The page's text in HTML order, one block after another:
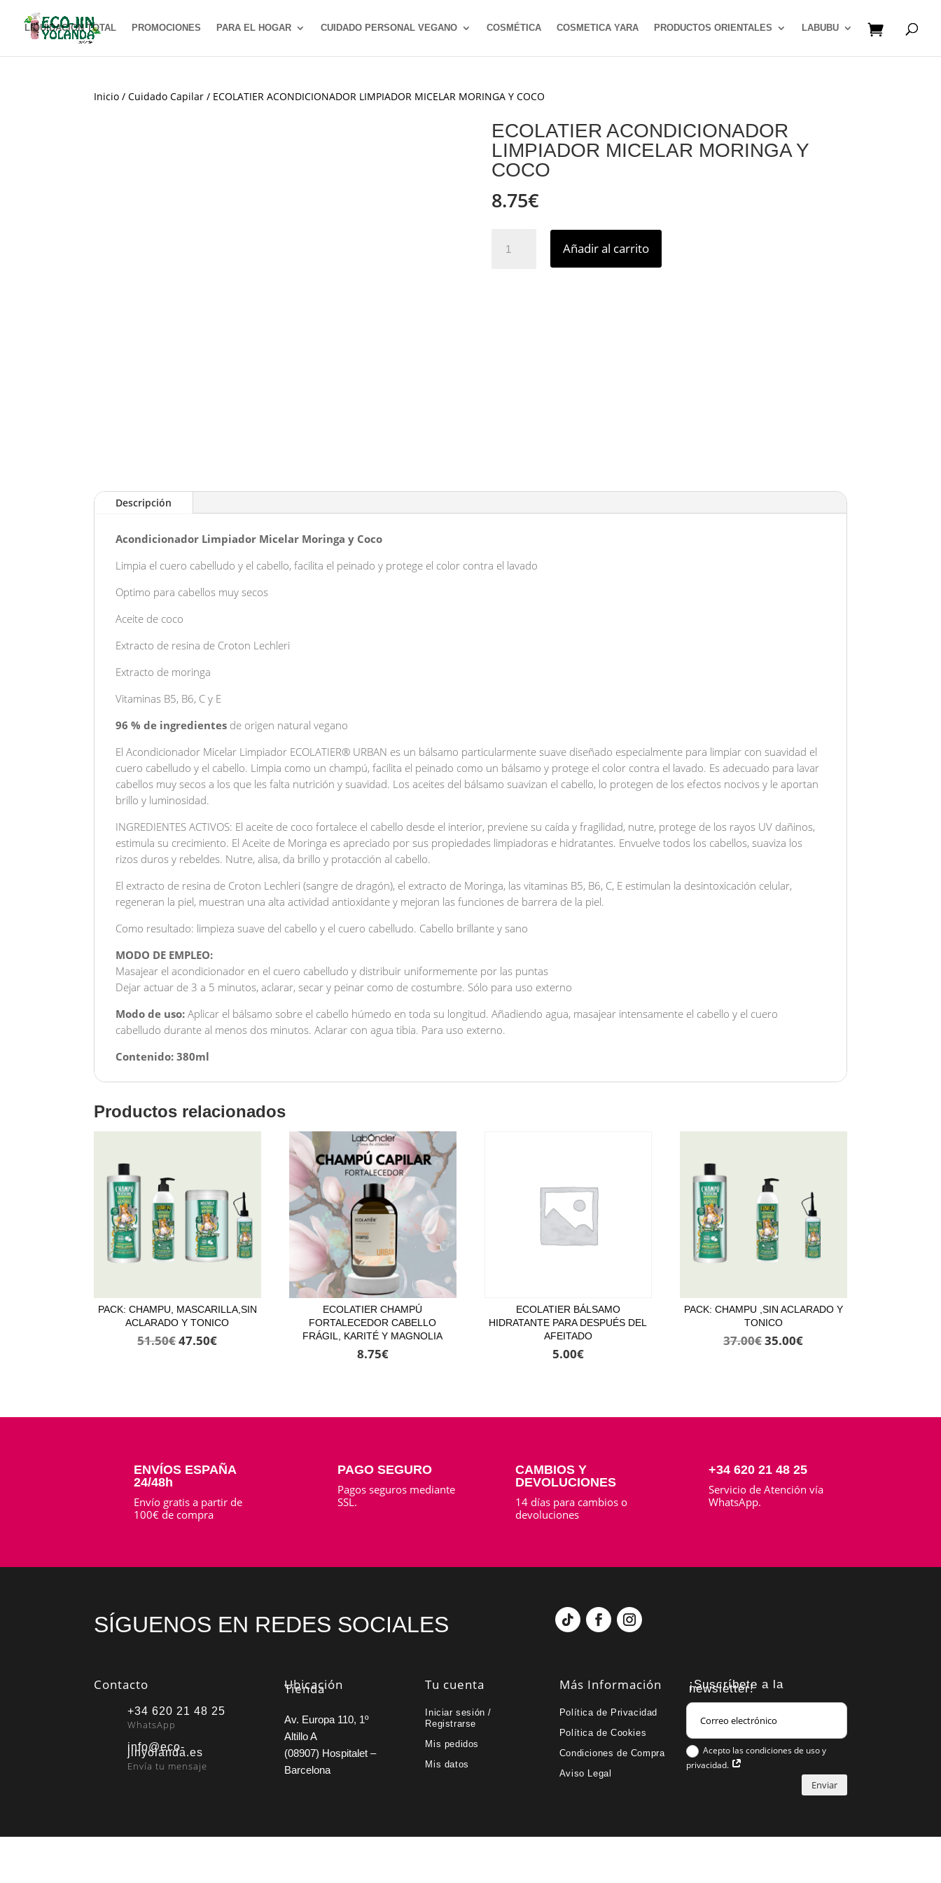
LIQUIDACION TOTAL PROMOCIONES PARA EL HOGAR CUIDADO PERSONAL VEGANO COSMÉTICA COSMETICA YARA PRODUCTOS ORIENTALES LABUBU
Inicio /Cuidado Capilar / ECOLATIER ACONDICIONADOR LIMPIADOR MICELAR MORINGA Y COCO
ECOLATIER ACONDICIONADOR
LIMPIADOR MICELAR MORINGA Y
COCO
8.75€
ACONDICIONADORAñadir al carrito
Descripción
Acondicionador Limpiador Micelar Moringa y Coco
Limpia el cuero cabelludo y el cabello, facilita el peinado y protege el color contra el lavado
Optimo para cabellos muy secos
Aceite de coco
Extracto de resina de Croton Lechleri
Extracto de moringa
Vitaminas B5, B6, C y E
96 % de ingredientes de origen natural vegano
El Acondicionador Micelar Limpiador ECOLATIER® URBAN es un bálsamo particularmente suave diseñado especialmente para limpiar con suavidad el
cuero cabelludo y el cabello. Limpia como un champú, facilita el peinado como un bálsamo y protege el color contra el lavado. Es adecuado para lavar
cabellos muy secos a los que les falta nutrición y suavidad. Los aceites del bálsamo suavizan el cabello, lo protegen de los efectos nocivos y le aportan
brillo y luminosidad.
INGREDIENTES ACTIVOS: El aceite de coco fortalece el cabello desde el interior, previene su caída y fragilidad, nutre, protege de los rayos UV dañinos,
estimula su crecimiento. El Aceite de Moringa es apreciado por sus propiedades limpiadoras e hidratantes. Envuelve todos los cabellos, suaviza los
rizos duros y rebeldes. Nutre, alisa, da brillo y protacción al cabello.
El extracto de resina de Croton Lechleri (sangre de dragón), el extracto de Moringa, las vitaminas B5, B6, C, E estimulan la desintoxicación celular,
regeneran la piel, muestran una alta actividad antioxidante y mejoran las funciones de barrera de la piel.
Como resultado: limpieza suave del cabello y el cuero cabelludo. Cabello brillante y sano
MODO DE EMPLEO:
Masajear el acondicionador en el cuero cabelludo y distribuir uniformemente por las puntas
Dejar actuar de 3 a 5 minutos, aclarar, secar y peinar como de costumbre. Sólo para uso externo
Modo de uso:Aplicar el bálsamo sobre el cabello húmedo en toda su longitud. Añadiendo agua, masajear intensamente el cabello y el cuero
cabelludo durante al menos dos minutos. Aclarar con agua tibia. Para uso externo.
Contenido: 380ml
Productos relacionados
PACK: CHAMPU, MASCARILLA,SIN
ACLARADO Y TONICO
51.50€El
47.50€El
ECOLATIER CHAMPÚ
FORTALECEDOR CABELLO
FRÁGIL, KARITÉ Y MAGNOLIA
8.75€
ECOLATIER BÁLSAMO
HIDRATANTE PARA DESPUÉS DEL
AFEITADO
5.00€
PACK: CHAMPU ,SIN ACLARADO Y
TONICO
37.00€El
35.00€El
ENVÍOS ESPAÑA
24/48h
Envío gratis a partir de
100€ de compra
PAGO SEGURO
Pagos seguros mediante
SSL.
CAMBIOS Y
DEVOLUCIONES
14 días para cambios o
devoluciones
+34 620 21 48 25
Servicio de Atención vía
WhatsApp.
SÍGUENOS EN REDES SOCIALES
Contacto
+34 620 21 48 25
WhatsApp
info@eco-
jinyolanda.es
Envía tu mensaje
Ubicación
Tienda
Av. Europa 110, 1º
Altillo A
(08907) Hospitalet –
Barcelona
Tu cuenta
Iniciar sesión /
Registrarse
Mis pedidos
Mis datos
Más Información
Política de Privacidad
Política de Cookies
Condiciones de Compra
Aviso Legal
¡Suscríbete a la
newsletter!
Acepto las condiciones de uso y
privacidad.
Enviar